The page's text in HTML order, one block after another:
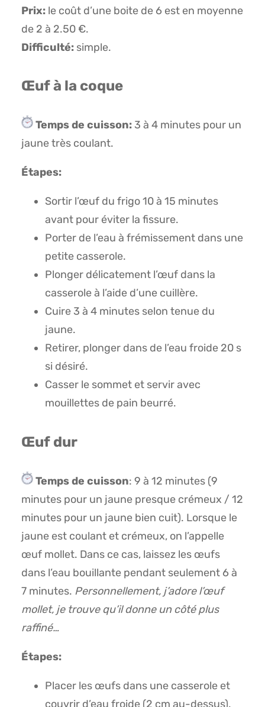
Prix: le coût d’une boite de 6 est en moyenne
de 2 à 2.50 €.
Difficulté: simple.
Œuf à la coque
Temps de cuisson: 3 à 4 minutes pour un
jaune très coulant.
Étapes:
Sortir l’œuf du frigo 10 à 15 minutes
avant pour éviter la fissure.
Porter de l’eau à frémissement dans une
petite casserole.
Plonger délicatement l’œuf dans la
casserole à l’aide d’une cuillère.
Cuire 3 à 4 minutes selon tenue du
jaune.
Retirer, plonger dans de l’eau froide 20 s
si désiré.
Casser le sommet et servir avec
mouillettes de pain beurré.
Œuf dur
Temps de cuisson: 9 à 12 minutes (9
minutes pour un jaune presque crémeux / 12
minutes pour un jaune bien cuit). Lorsque le
jaune est coulant et crémeux, on l’appelle
œuf mollet. Dans ce cas, laissez les œufs
dans l’eau bouillante pendant seulement 6 à
7 minutes. Personnellement, j’adore l’œuf
mollet, je trouve qu’il donne un côté plus
raffiné…
Étapes:
Placer les œufs dans une casserole et
couvrir d’eau froide (2 cm au-dessus).